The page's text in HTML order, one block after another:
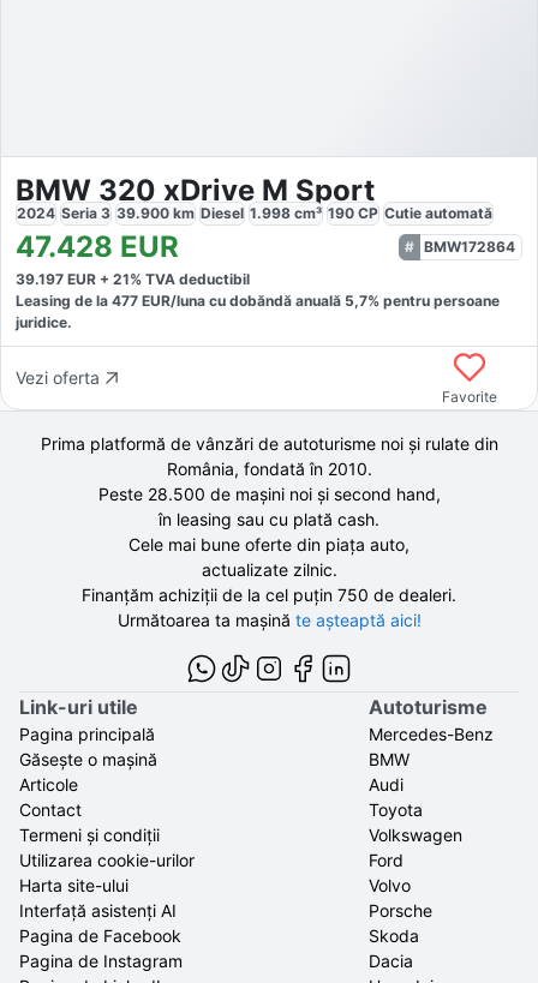
BMW 320 xDrive M Sport
2024 Seria 3 39.900 km Diesel 1.998 cm³ 190 CP Cutie automată
47.428 EUR
BMW172864
39.197 EUR + 21% TVA deductibil
Leasing de la 477 EUR/luna cu dobăndă anuală 5,7% pentru persoane
juridice.
Vezi oferta
Favorite
Prima platformă de vânzări de autoturisme noi și rulate din
România, fondată în 2010.
Peste 28.500 demașini noi și second hand,
în leasing sau cu plată cash.
Cele mai bune oferte din piața auto,
actualizate zilnic.
Finanțăm achiziții de la cel puțin 750 de dealeri.
Următoarea ta mașină te așteaptă aici!
Link-uri utile
Pagina principală
Găsește o mașină
Articole
Contact
Termeni și condiții
Utilizarea cookie-urilor
Harta site-ului
Interfață asistenți AI
Pagina de Facebook
Pagina de Instagram
Autoturisme
Mercedes-Benz
BMW
Audi
Toyota
Volkswagen
Ford
Volvo
Porsche
Skoda
Dacia